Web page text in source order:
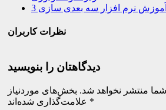
نظرات کاربران
دیدگاهتان را بنویسید
منتشر نخواهد شد. بخش‌های موردنیاز
*